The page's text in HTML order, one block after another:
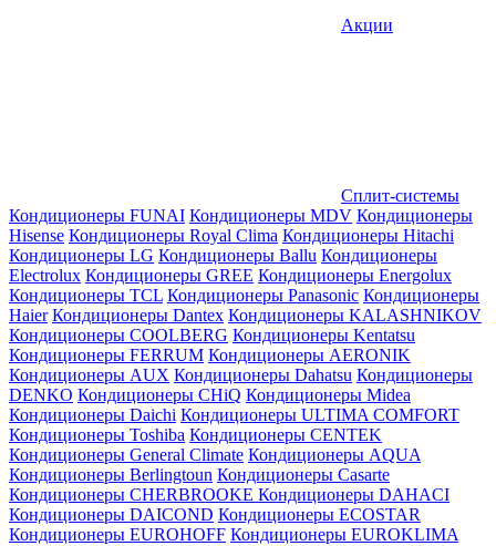
Акции
Сплит-системы
Кондиционеры FUNAI Кондиционеры MDV Кондиционеры
Hisense Кондиционеры Royal Clima Кондиционеры Hitachi
Кондиционеры LG Кондиционеры Ballu Кондиционеры
Electrolux Кондиционеры GREE Кондиционеры Energolux
Кондиционеры TCL Кондиционеры Panasonic Кондиционеры
Haier Кондиционеры Dantex Кондиционеры KALASHNIKOV
Кондиционеры СOOLBERG Кондиционеры Kentatsu
Кондиционеры FERRUM Кондиционеры AERONIK
Кондиционеры AUX Кондиционеры Dahatsu Кондиционеры
DENKO Кондиционеры CHiQ Кондиционеры Midea
Кондиционеры Daichi Кондиционеры ULTIMA COMFORT
Кондиционеры Toshiba Кондиционеры CENTEK
Кондиционеры General Climate Кондиционеры AQUA
Кондиционеры Berlingtoun Кондиционеры Casarte
Кондиционеры CHERBROOKE Кондиционеры DAHACI
Кондиционеры DAICOND Кондиционеры ECOSTAR
Кондиционеры EUROHOFF Кондиционеры EUROKLIMA